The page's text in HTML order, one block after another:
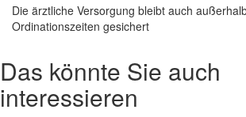
Die ärztliche Versorgung bleibt auch
Ordinationszeiten gesichert
Das könnte Sie auch
interessieren